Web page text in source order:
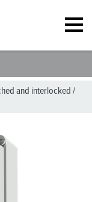
and interlocked /